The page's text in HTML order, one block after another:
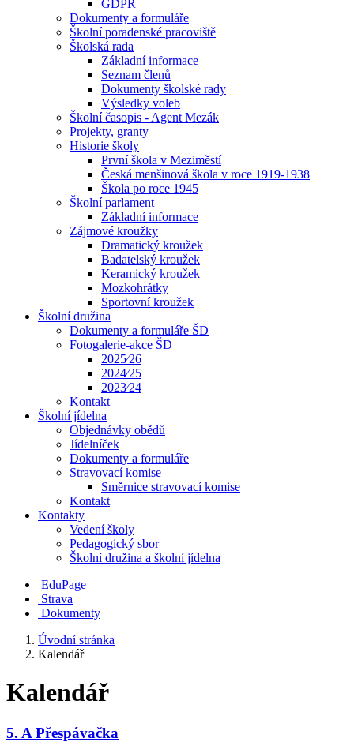
GDPR
Dokumenty a formuláře
Školní poradenské pracoviště
Školská rada
Základní informace
Seznam členů
Dokumenty školské rady
Výsledky voleb
Školní časopis - Agent Mezák
Projekty, granty
Historie školy
První škola v Meziměstí
Česká menšinová škola v roce 1919-1938
Škola po roce 1945
Školní parlament
Základní informace
Zájmové kroužky
Dramatický kroužek
Badatelský kroužek
Keramický kroužek
Mozkohrátky
Sportovní kroužek
Školní družina
Dokumenty a formuláře ŠD
Fotogalerie-akce ŠD
2025⁄26
2024⁄25
2023⁄24
Kontakt
Školní jídelna
Objednávky obědů
Jídelníček
Dokumenty a formuláře
Stravovací komise
Směrnice stravovací komise
Kontakt
Kontakty
Vedení školy
Pedagogický sbor
Školní družina a školní jídelna
EduPage
Strava
Dokumenty
Úvodní stránka
Kalendář
Kalendář
5. A Přespávačka